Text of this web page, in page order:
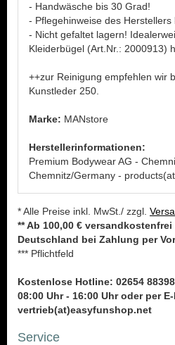
- Handwäsche bis 30 Grad!
- Pflegehinweise des Herstellers
- Nicht gefaltet lagern!
Kleiderbügel (Art.Nr.: 2000913)
++zur Reinigung empfehlen wir
Kunstleder 250.
Marke: MANstore
Herstellerinformationen:
Premium Bodywear AG -
Chemnitz/Germany -
* Alle Preise inkl. MwSt./ zzgl.
** Ab 100,00 €
Deutschland bei Zahlung per
*** Pflichtfeld
Kostenlose Hotline: 02654
08:00 Uhr - 16:00 Uhr oder per
vertrieb(at)easyfunshop.net
Service